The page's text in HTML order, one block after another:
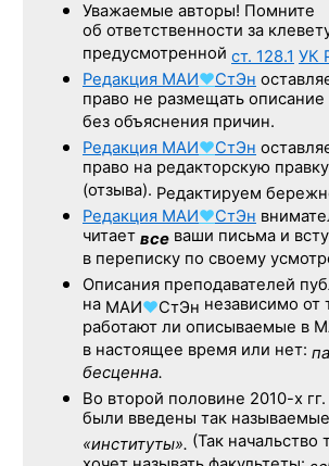
Уважаемые авторы! Помните
об ответственности за
предусмотренной ст. 128.1 УК
Редакция МАИ♥СтЭн
право не размещать описание
без объяснения причин.
Редакция МАИ♥СтЭн
право на редакторскую
(отзыва). Редактируем
Редакция МАИ♥СтЭн
читает все ваши письма и
в переписку по своему
Описания преподавателей
на МАИ♥СтЭн независимо от
работают ли описываемые в
в настоящее время или нет:
бесценна.
Во второй половине 2010-х гг.
были введены так называемые
«институты». (Так начальство